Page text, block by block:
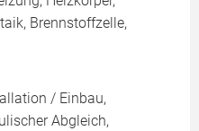
Brennstoffzelle,
/ Einbau,
Abgleich,